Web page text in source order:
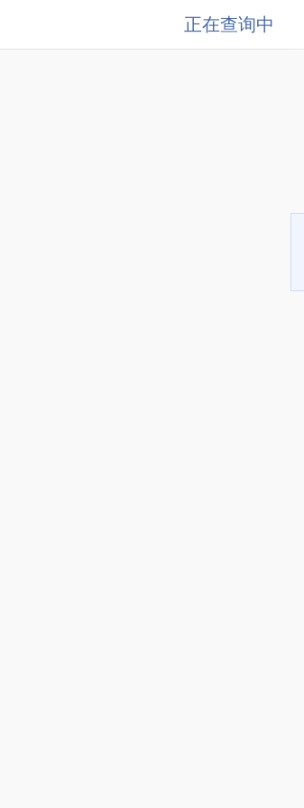
正在查询中